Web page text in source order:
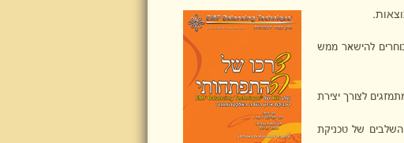
להישאר ממש
לצורך יצירת
של טכניקת